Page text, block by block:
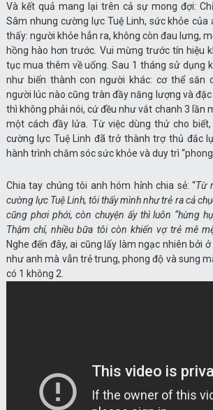
Và kết quả mang lại trên cả sự mong đợi:
Sâm nhung cường lực Tuệ Linh, sức khỏe
thấy: người khỏe hẳn ra, không còn đau lưng,
hồng hào hơn trước. Vui mừng trước tín hiệu
tục mua thêm về uống. Sau 1 tháng sử dụng
như biến thành con người khác: cơ thể săn
người lúc nào cũng tràn đầy năng lượng và
thì không phải nói, cứ đều như vắt chanh 3 lần
một cách đầy lửa. Từ việc dùng thử cho
cường lực Tuệ Linh đã trở thành trợ thủ đắc
hành trình chăm sóc sức khỏe và duy trì “phong
Chia tay chúng tôi anh hóm hỉnh chia sẻ: “Từ
cường lực Tuệ Linh, tôi thấy mình như trẻ ra cả
cũng phơi phới, còn chuyện ấy thì luôn “hừng
Thậm chí, nhiều bữa tôi còn khiến vợ trẻ mê
Nghe đến đây, ai cũng lấy làm ngạc nhiên bởi
như anh mà vẫn trẻ trung, phong độ và sung
có 1 không 2.